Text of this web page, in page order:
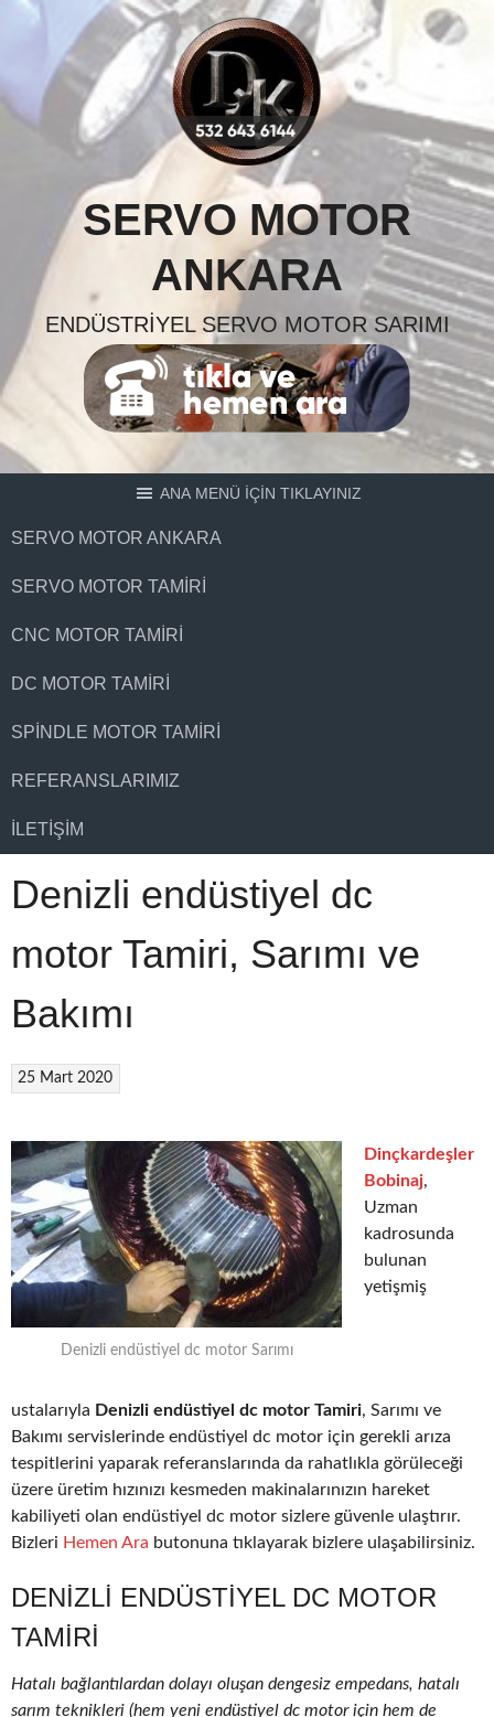
Skip
content
SERVO MOTOR
ANKARA
ENDÜSTRIYEL SERVO MOTOR SARIMI
ANA MENÜ İÇİN TIKLAYINIZ
SERVO MOTOR ANKARA
SERVO MOTOR TAMIRI
CNC MOTOR TAMIRI
DC MOTOR TAMIRI
SPINDLE MOTOR TAMIRI
REFERANSLARIMIZ
İLETIŞIM
Denizli endüstiyel dc
motor Tamiri, Sarımı ve
Bakımı
25 Mart 2020
Denizli endüstiyel dc motor Sarımı
Dinçkardeşler
Bobinaj,
Uzman
kadrosunda
bulunan
yetişmiş
ustalarıyla Denizli endüstiyel dc motor Tamiri, Sarımı ve
Bakımı servislerinde endüstiyel dc motor için gerekli arıza
tespitlerini yaparak referanslarında da rahatlıkla görüleceği
üzere üretim hızınızı kesmeden makinalarınızın hareket
kabiliyeti olan endüstiyel dc motor sizlere güvenle ulaştırır.
Bizleri Hemen Ara butonuna tıklayarak bizlere ulaşabilirsiniz.
DENIZLI ENDÜSTIYEL DC MOTOR
TAMIRI
Hatalı bağlantılardan dolayı oluşan dengesiz empedans, hatalı
sarım teknikleri (hem yeni endüstiyel dc motor için hem de